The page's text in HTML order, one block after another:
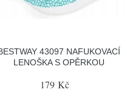
43097 NAFUKOVACÍ
LENOŠKA S OPĚRKOU
179 Kč